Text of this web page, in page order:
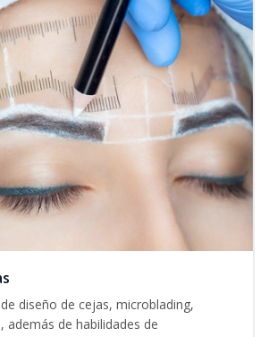
diseño de cejas, microblading,
además de habilidades de